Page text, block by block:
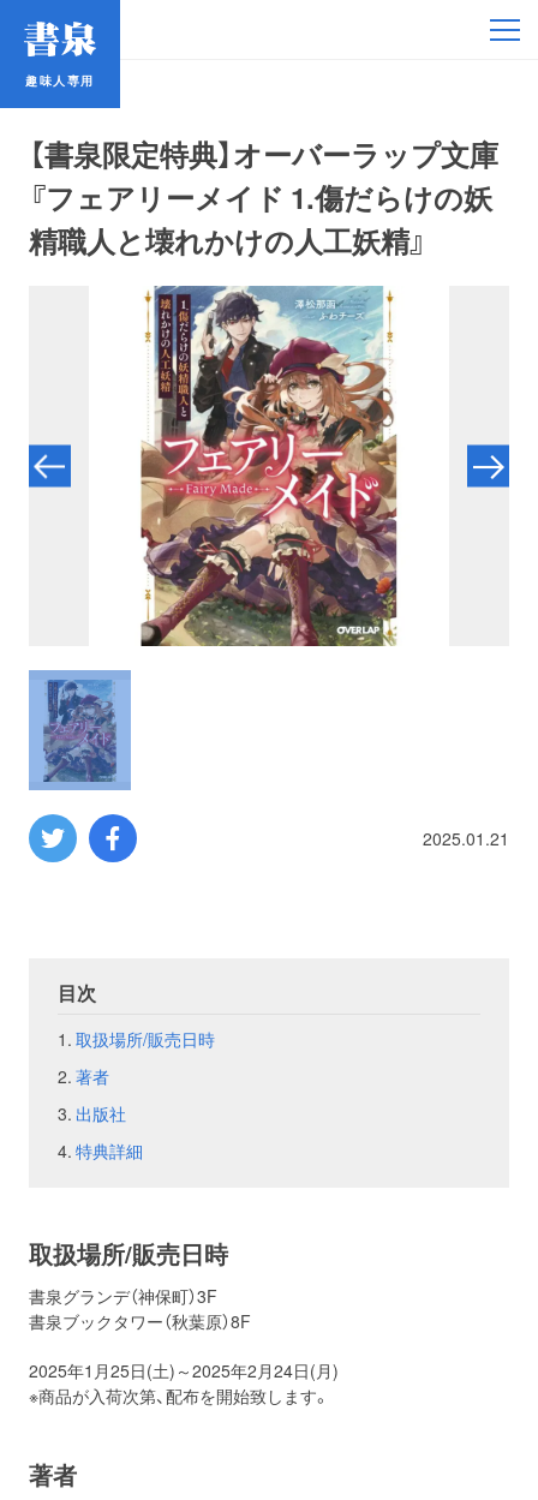
趣味人専用
【書泉限定特典】オーバーラップ文庫
『フェアリーメイド 1.傷だらけの妖
精職人と壊れかけの人工妖精』
2025.01.21
目次
取扱場所/販売日時
著者
出版社
特典詳細
取扱場所/販売日時
書泉グランデ（神保町）3F
書泉ブックタワー（秋葉原）8F
2025年1月25日(土)～2025年2月24日(月)
※商品が入荷次第、配布を開始致します。
著者
趣味人専用
鉄道・バス
コミック・ラノベ
プロレス
コンピューター
ミリタリー
その他
フェア
会社概要
お問い合わせ